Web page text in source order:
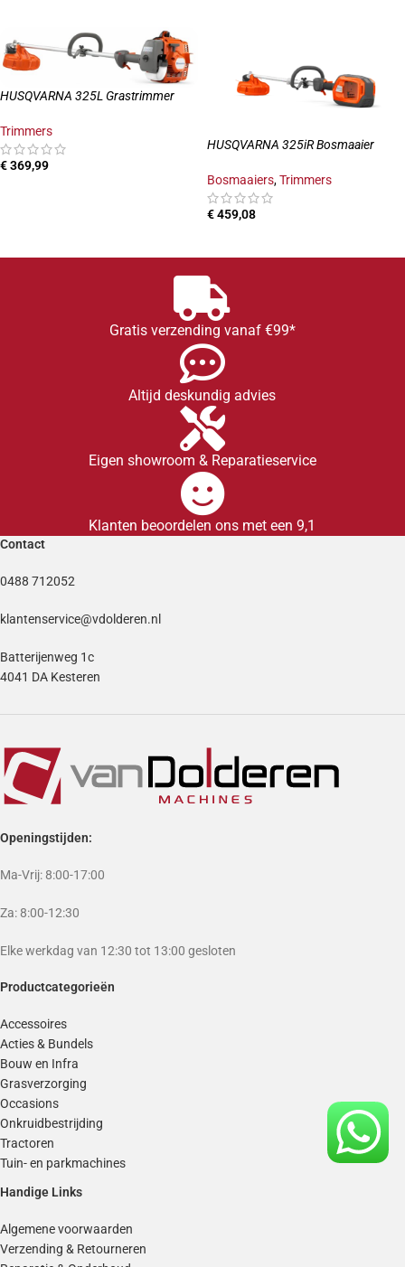
HUSQVARNA 325L Grastrimmer
Trimmers
€369,99
HUSQVARNA 325iR Bosmaaier
Bosmaaiers,Trimmers
€459,08
Gratis verzending vanaf €99*
Altijd deskundig advies
Eigen showroom & Reparatieservice
Klanten beoordelen ons met een 9,1
Contact
0488 712052
klantenservice@vdolderen.nl
Batterijenweg 1c
4041 DA Kesteren
Openingstijden:
Ma-Vrij: 8:00-17:00
Za: 8:00-12:30
Elke werkdag van 12:30 tot 13:00 gesloten
Productcategorieën
Accessoires
Acties & Bundels
Bouw en Infra
Grasverzorging
Occasions
Onkruidbestrijding
Tractoren
Tuin- en parkmachines
Handige Links
Algemene voorwaarden
Verzending & Retourneren